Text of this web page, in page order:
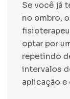
Se você já
no ombro,
optar por
repetindo
intervalos
aplicação e